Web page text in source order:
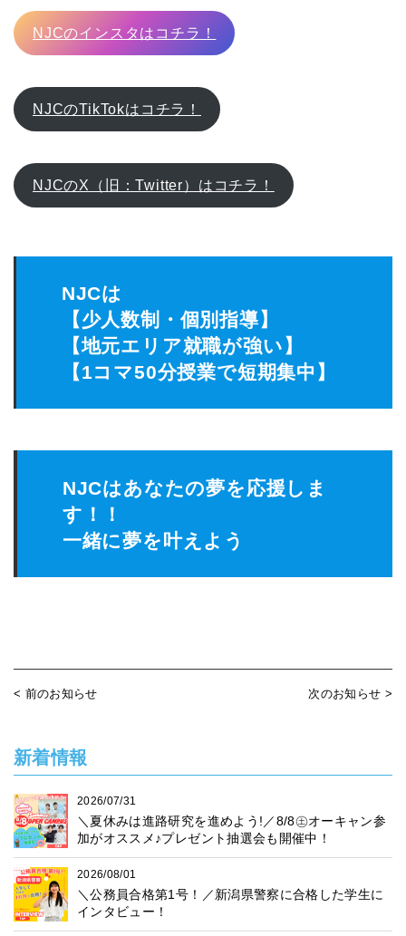
NJCのインスタはコチラ！
NJCのTikTokはコチラ！
NJCのX（旧：Twitter）はコチラ！
NJCは
【少人数制・個別指導】
【地元エリア就職が強い】
【1コマ50分授業で短期集中】
NJCはあなたの夢を応援しま
す！！
一緒に夢を叶えよう
< 前のお知らせ 次のお知らせ >
新着情報
2026/07/31
＼夏休みは進路研究を進めよう!／8/8㊏オーキャン参
加がオススメ♪プレゼント抽選会も開催中！
2026/08/01
＼公務員合格第1号！／新潟県警察に合格した学生に
インタビュー！